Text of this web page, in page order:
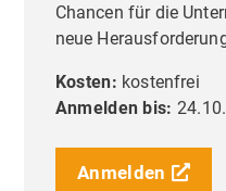
Chancen für die
neue
Kosten: kostenfrei
Anmelden bis:
Anmelden